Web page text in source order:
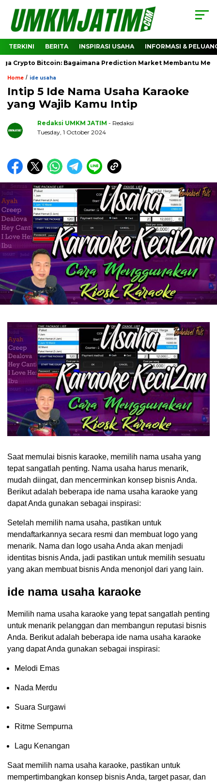
TERKINI BERITA INSPIRASI USAHA INFORMASI &
Bitcoin: Bagaimana Prediction Market Membantu Membaca
Home / ide usaha
Intip 5 Ide Nama Usaha Karaoke
yang Wajib Kamu Intip
Redaksi UMKM JATIM - Redaksi
Tuesday, 1 October 2024
Saat memulai bisnis karaoke, memilih nama usaha yang
tepat sangatlah penting. Nama usaha harus menarik,
mudah diingat, dan mencerminkan konsep bisnis Anda.
Berikut adalah beberapa ide nama usaha karaoke yang
dapat Anda gunakan sebagai inspirasi:
Setelah memilih nama usaha, pastikan untuk
mendaftarkannya secara resmi dan membuat logo yang
menarik. Nama dan logo usaha Anda akan menjadi
identitas bisnis Anda, jadi pastikan untuk memilih sesuatu
yang akan membuat bisnis Anda menonjol dari yang lain.
ide nama usaha karaoke
Memilih nama usaha karaoke yang tepat sangatlah penting
untuk menarik pelanggan dan membangun reputasi bisnis
Anda. Berikut adalah beberapa ide nama usaha karaoke
yang dapat Anda gunakan sebagai inspirasi:
Melodi Emas
Nada Merdu
Suara Surgawi
Ritme Sempurna
Lagu Kenangan
Saat memilih nama usaha karaoke, pastikan untuk
mempertimbangkan konsep bisnis Anda, target pasar, dan